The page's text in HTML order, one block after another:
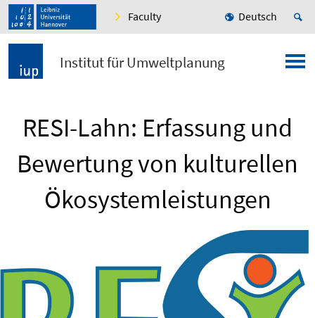
Faculty Deutsch
Institut für Umweltplanung
RESI-Lahn: Erfassung und
Bewertung von kulturellen
Ökosystemleistungen